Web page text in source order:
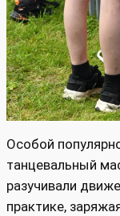
Особой
танцевальный
разучивали
практике,